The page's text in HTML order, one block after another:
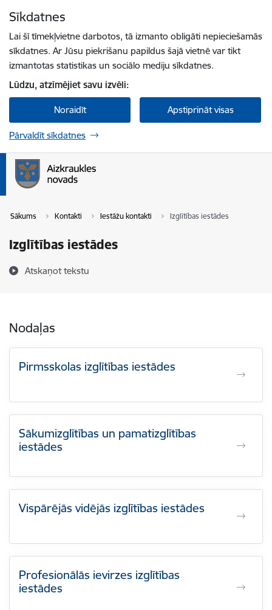
Sīkdatnes
Lai šī tīmekļvietne darbotos, tā izmanto obligāti nepieciešamās
sīkdatnes. Ar Jūsu piekrišanu papildus šajā vietnē var tikt
izmantotas statistikas un sociālo mediju sīkdatnes.
Lūdzu, atzīmējiet savu izvēli:
Noraidīt Apstiprināt visas
Pārvaldīt sīkdatnes
Sākums Kontakti Iestāžu kontakti Izglītības iestādes
Izglītības iestādes
Atskaņot tekstu
Nodaļas
Pirmsskolas izglītības iestādes
Sākumizglītības un pamatizglītības
iestādes
Vispārējās vidējās izglītības iestādes
Profesionālās ievirzes izglītības
iestādes